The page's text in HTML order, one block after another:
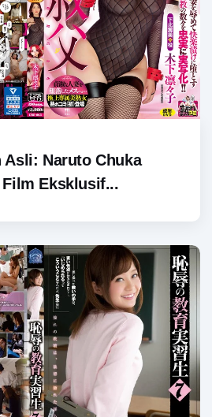
Asli: Naruto Chuka
Film Eksklusif...